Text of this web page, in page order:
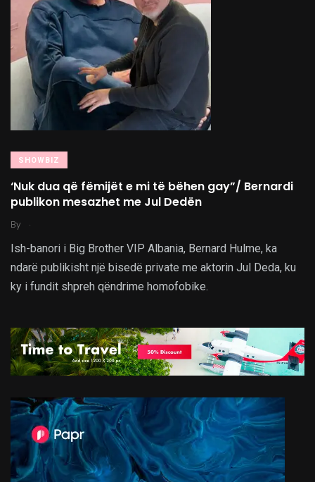
SHOWBIZ
‘Nuk dua që fëmijët e mi të bëhen gay”/ Bernardi
publikon mesazhet me Jul Dedën
By .
Ish-banori i Big Brother VIP Albania, Bernard Hulme, ka
ndarë publikisht një bisedë private me aktorin Jul Deda, ku
ky i fundit shpreh qëndrime homofobike.